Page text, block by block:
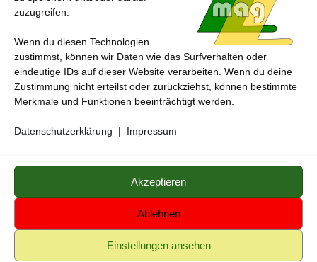
zuzugreifen.
Wenn du diesen Technologien
zustimmst, können wir Daten wie das Surfverhalten oder
eindeutige IDs auf dieser Website verarbeiten. Wenn du deine
Zustimmung nicht erteilst oder zurückziehst, können bestimmte
Merkmale und Funktionen beeinträchtigt werden.
Datenschutzerklärung | Impressum
Akzeptieren
Ablehnen
Einstellungen ansehen
Medienangebotes sind durch die Marken- und Urheberechte der
jeweiligen Rechteinhaber geschützt, und dienen lediglich der
Berichterstattung und Verdeutlichung der hier veröffentlichten Inhalte